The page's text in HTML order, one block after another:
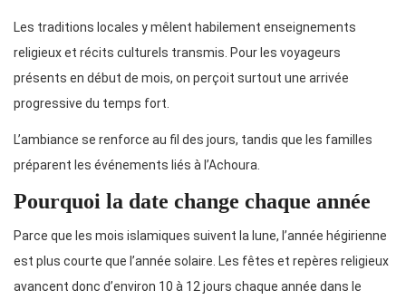
Les traditions locales y mêlent habilement enseignements
religieux et récits culturels transmis. Pour les voyageurs
présents en début de mois, on perçoit surtout une arrivée
progressive du temps fort.
L’ambiance se renforce au fil des jours, tandis que les familles
préparent les événements liés à l’Achoura.
Pourquoi la date change chaque année
Parce que les mois islamiques suivent la lune, l’année hégirienne
est plus courte que l’année solaire. Les fêtes et repères religieux
avancent donc d’environ 10 à 12 jours chaque année dans le